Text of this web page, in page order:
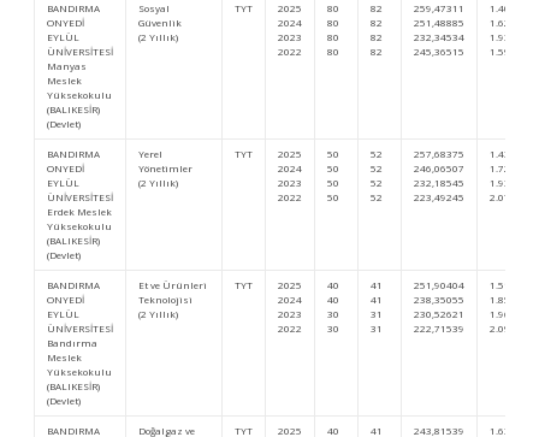
BANDIRMA
ONYEDİ
EYLÜL
ÜNİVERSİTESİ
Manyas
Meslek
Yüksekokulu
(BALIKESİR)
(Devlet)
Sosyal
Güvenlik
(2 Yıllık)
TYT
2025
2024
2023
2022
80
80
80
80
82
82
82
82
259,47311
251,48885
232,34534
245,36515
1.404.045
1.626.826
1.933.653
1.599.693
BANDIRMA
ONYEDİ
EYLÜL
ÜNİVERSİTESİ
Erdek Meslek
Yüksekokulu
(BALIKESİR)
(Devlet)
Yerel
Yönetimler
(2 Yıllık)
TYT
2025
2024
2023
2022
50
50
50
50
52
52
52
52
257,68375
246,06507
232,18545
223,49245
1.430.122
1.721.587
1.936.708
2.074.096
BANDIRMA
ONYEDİ
EYLÜL
ÜNİVERSİTESİ
Bandırma
Meslek
Yüksekokulu
(BALIKESİR)
(Devlet)
Et ve Ürünleri
Teknolojisi
(2 Yıllık)
TYT
2025
2024
2023
2022
40
40
30
30
41
41
31
31
251,90404
238,35055
230,52621
222,71539
1.514.937
1.859.119
1.968.222
2.092.968
BANDIRMA
Doğalgaz ve
TYT
2025
40
41
243,81539
1.633.595